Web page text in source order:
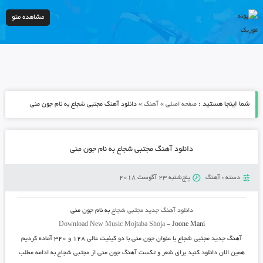
مشاهده منو
شما اینجا هستید : صفحه اصلی» آهنگ» دانلود آهنگ مجتبی شجاع به نام جون منی
دانلود آهنگ مجتبی شجاع به نام جون منی
دسته : آهنگ پنج‌شنبه 23 آگوست 2018
دانلود آهنگ جدید مجتبی شجاع به نامجون منی
Download New Music Mojtaba Shoja– Joone Mani
آهنگ جدید مجتبی شجاعبا عنوان جون منیبا دو کیفیت عالی ۱۲۸ و ۳۲۰ آماده کردیم
همین الان دانلود کنید برای شعر و تکست آهنگ جون منی از مجتبی شجاع به ادامه مطلب